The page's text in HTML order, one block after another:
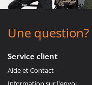
Une question?
Service client
Aide et Contact